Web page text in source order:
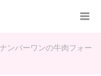
ンバーワンの牛肉フォー